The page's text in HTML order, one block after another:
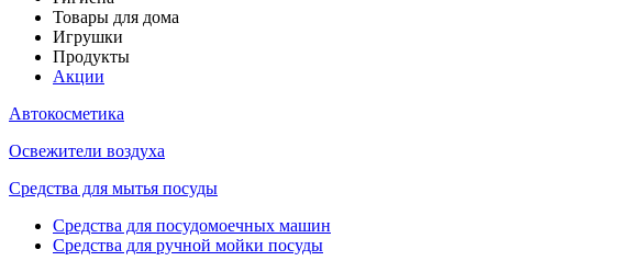
Товары для дома
Игрушки
Продукты
Акции
Автокосметика
Освежители воздуха
Средства для мытья посуды
Средства для посудомоечных машин
Средства для ручной мойки посуды